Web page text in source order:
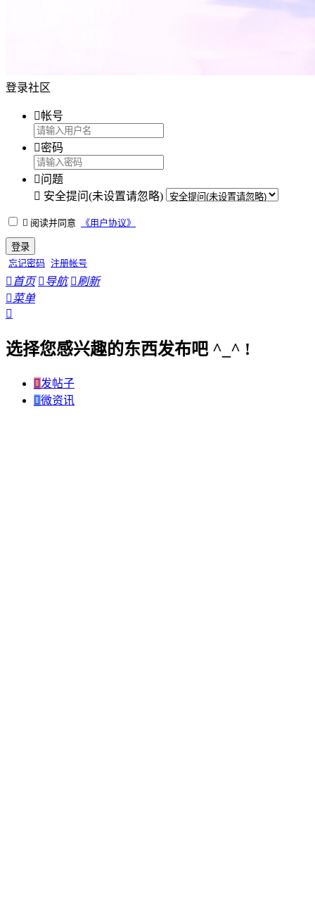
登录社区
帐号
密码
问题
 安全提问(未设置请忽略)
 阅读并同意 《用户协议》
登录
忘记密码 注册帐号
 首页  导航 刷新
菜单

选择您感兴趣的东西发布吧 ^_^ !
发帖子
微资讯